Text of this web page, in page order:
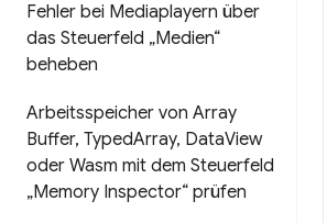
Fehler bei Mediaplayern über
das Steuerfeld „Medien“
beheben
Arbeitsspeicher von Array
Buffer, TypedArray, DataView
oder Wasm mit dem Steuerfeld
„Memory Inspector“ prüfen